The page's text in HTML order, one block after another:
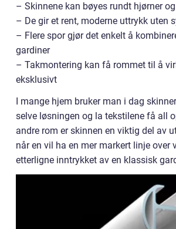
– Skinnene kan bøyes rundt hjørner
– De gir et rent, moderne uttrykk uten
– Flere spor gjør det enkelt å
gardiner
– Takmontering kan få rommet til å
eksklusivt
I mange hjem bruker man i dag
selve løsningen og la tekstilene få all
andre rom er skinnen en viktig del av
når en vil ha en mer markert linje over
etterligne inntrykket av en klassisk